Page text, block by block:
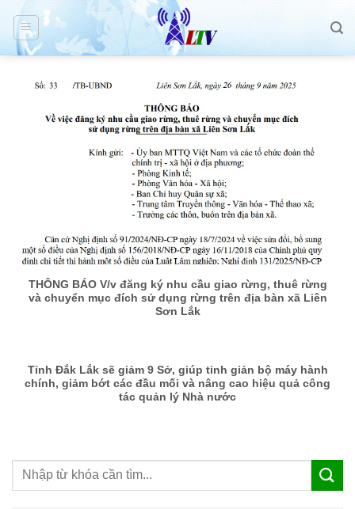
Skip
content
THÔNG BÁO V/v đăng ký nhu cầu giao rừng, thuê rừng
và chuyển mục đích sử dụng rừng trên địa bàn xã Liên
Sơn Lắk
Tỉnh Đắk Lắk sẽ giảm 9 Sở, giúp tinh giản bộ máy hành
chính, giảm bớt các đầu mối và nâng cao hiệu quả công
tác quản lý Nhà nước